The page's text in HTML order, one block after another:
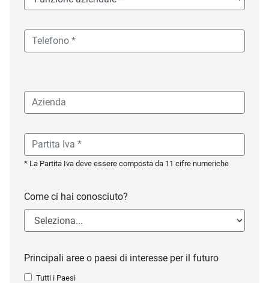
* La Partita Iva deve essere composta da 11 cifre numeriche
Come ci hai conosciuto?
Principali aree o paesi di interesse per il futuro
Tutti i Paesi